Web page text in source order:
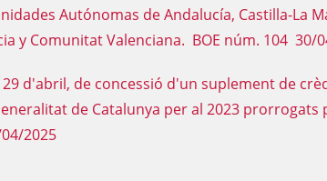
Autónomas de Andalucía, Castilla-La
y Comunitat Valenciana. BOE núm. 104 30/
d'abril, de concessió d'un suplement de
de Catalunya per al 2023 prorrogats
2025